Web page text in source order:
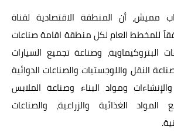
مميش، أن المنطقة الاقتصادية لقناة
للمخطط العام لكل منطقة اقامة صناعات
وصناعة تجميع السيارات
النقل واللوجستيات والصناعات الدوائية
والإنشاءات ومواد البناء وصناعة الملابس
المواد الغذائية والزراعية، والصناعات